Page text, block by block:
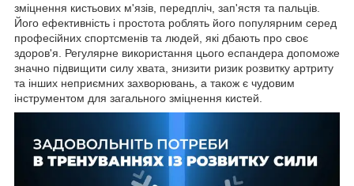
зміцнення кистьових м'язів, передпліч, зап'ястя та пальців.
Його ефективність і простота роблять його популярним серед
професійних спортсменів та людей, які дбають про своє
здоров'я. Регулярне використання цього еспандера допоможе
значно підвищити силу хвата, знизити ризик розвитку артриту
та інших неприємних захворювань, а також є чудовим
інструментом для загального зміцнення кистей.